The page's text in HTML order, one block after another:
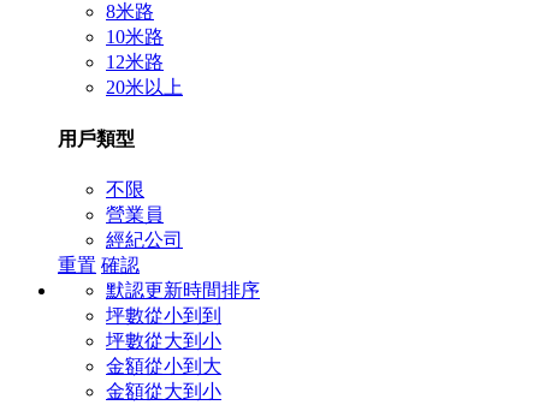
8米路
10米路
12米路
20米以上
用戶類型
不限
營業員
經紀公司
重置 確認
默認更新時間排序
坪數從小到到
坪數從大到小
金額從小到大
金額從大到小